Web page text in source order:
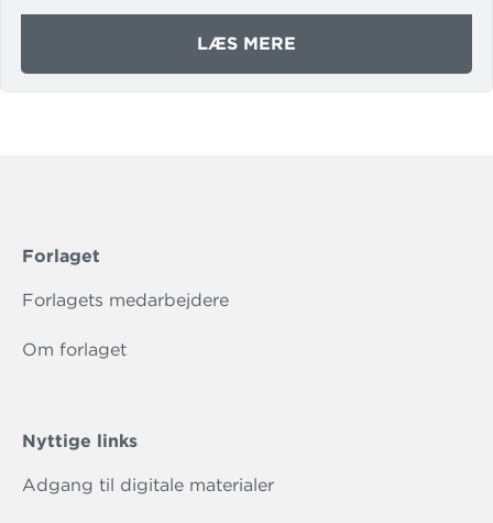
LÆS MERE
-
Forlaget
Forlagets medarbejdere
Om forlaget
Nyttige links
Adgang til digitale materialer